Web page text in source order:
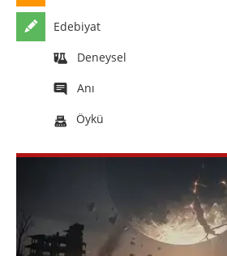
Edebiyat
Deneysel
Anı
Öykü